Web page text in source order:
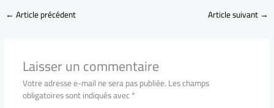
←Article précédent Article suivant→
Laisser un commentaire
Votre adresse e-mail ne sera pas publiée.Les champs
obligatoires sont indiqués avec*